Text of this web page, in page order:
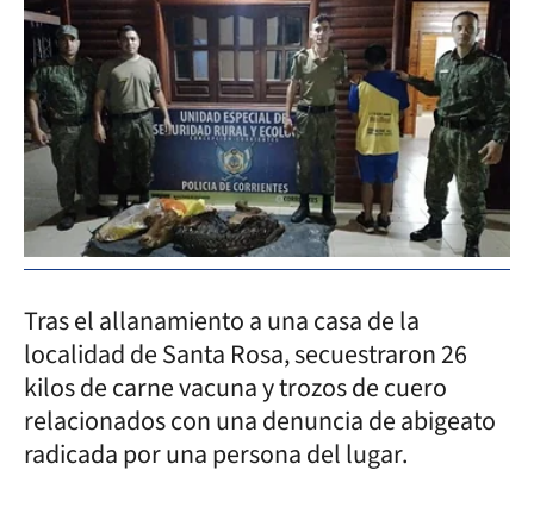
Tras el allanamiento a una casa de la
localidad de Santa Rosa, secuestraron 26
kilos de carne vacuna y trozos de cuero
relacionados con una denuncia de abigeato
radicada por una persona del lugar.